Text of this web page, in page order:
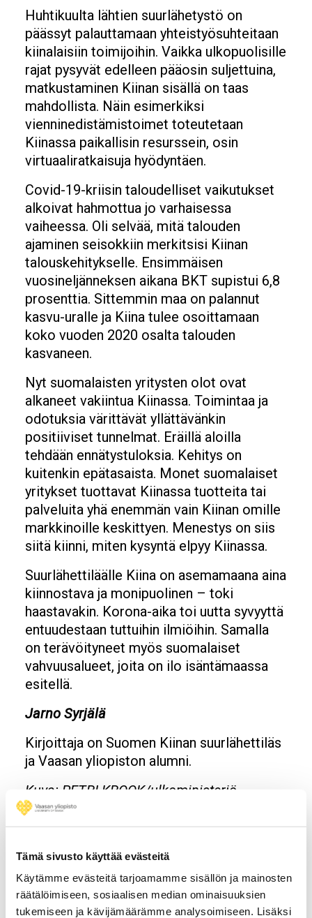
Tämä sivusto käyttää evästeitä
Käytämme evästeitä tarjoamamme sisällön ja mainosten
räätälöimiseen, sosiaalisen median ominaisuuksien
tukemiseen ja kävijämäärämme analysoimiseen. Lisäksi
Huhtikuulta lähtien suurlähetystö on
päässyt palauttamaan yhteistyösuhteitaan
kiinalaisiin toimijoihin. Vaikka ulkopuolisille
rajat pysyvät edelleen pääosin suljettuina,
matkustaminen Kiinan sisällä on taas
mahdollista. Näin esimerkiksi
vienninedistämistoimet toteutetaan
Kiinassa paikallisin resurssein, osin
virtuaaliratkaisuja hyödyntäen.
Covid-19-kriisin taloudelliset vaikutukset
alkoivat hahmottua jo varhaisessa
vaiheessa. Oli selvää, mitä talouden
ajaminen seisokkiin merkitsisi Kiinan
talouskehitykselle. Ensimmäisen
vuosineljänneksen aikana BKT supistui 6,8
prosenttia. Sittemmin maa on palannut
kasvu-uralle ja Kiina tulee osoittamaan
koko vuoden 2020 osalta talouden
kasvaneen.
Nyt suomalaisten yritysten olot ovat
alkaneet vakiintua Kiinassa. Toimintaa ja
odotuksia värittävät yllättävänkin
positiiviset tunnelmat. Eräillä aloilla
tehdään ennätystuloksia. Kehitys on
kuitenkin epätasaista. Monet suomalaiset
yritykset tuottavat Kiinassa tuotteita tai
palveluita yhä enemmän vain Kiinan omille
markkinoille keskittyen. Menestys on siis
siitä kiinni, miten kysyntä elpyy Kiinassa.
Suurlähettiläälle Kiina on asemamaana aina
kiinnostava ja monipuolinen – toki
haastavakin. Korona-aika toi uutta syvyyttä
entuudestaan tuttuihin ilmiöihin. Samalla
on terävöityneet myös suomalaiset
vahvuusalueet, joita on ilo isäntämaassa
esitellä.
Jarno Syrjälä
Kirjoittaja on Suomen Kiinan suurlähettiläs
ja Vaasan yliopiston alumni.
Kuva: PETRI KROOK/ulkoministeriö
Lue myös
Tietolaatikko
Julkaistu Vaasan yliopistolehti